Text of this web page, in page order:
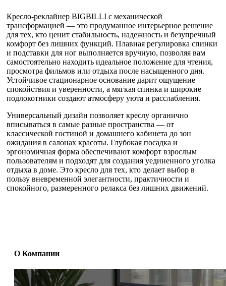
Кресло-реклайнер BIGBILLI с механической
трансформацией — это продуманное интерьерное решение
для тех, кто ценит стабильность, надежность и безупречный
комфорт без лишних функций. Плавная регулировка спинки
и подставки для ног выполняется вручную, позволяя вам
самостоятельно находить идеальное положение для чтения,
просмотра фильмов или отдыха после насыщенного дня.
Устойчивое стационарное основание дарит ощущение
спокойствия и уверенности, а мягкая спинка и широкие
подлокотники создают атмосферу уюта и расслабления.
Универсальный дизайн позволяет креслу органично
вписываться в самые разные пространства — от
классической гостиной и домашнего кабинета до зон
ожидания в салонах красоты. Глубокая посадка и
эргономичная форма обеспечивают комфорт взрослым
пользователям и подходят для создания уединенного уголка
отдыха в доме. Это кресло для тех, кто делает выбор в
пользу вневременной элегантности, практичности и
спокойного, размеренного релакса без лишних движений.
О Компании